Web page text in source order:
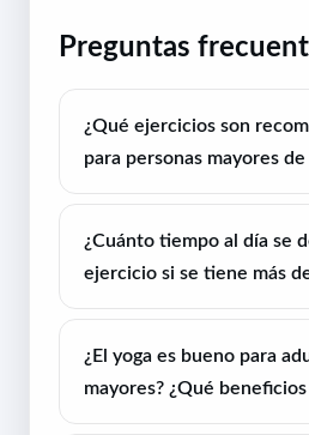
Preguntas
¿Qué ejercicios son
para personas mayores de
¿Cuánto tiempo al día se
ejercicio si se tiene más
¿El yoga es bueno para
mayores? ¿Qué